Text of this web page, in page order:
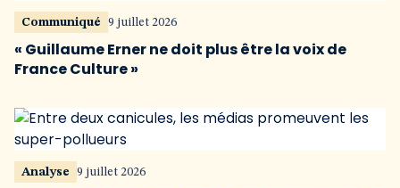
Communiqué 9 juillet 2026
« Guillaume Erner ne doit plus être la voix de
France Culture »
Analyse 9 juillet 2026